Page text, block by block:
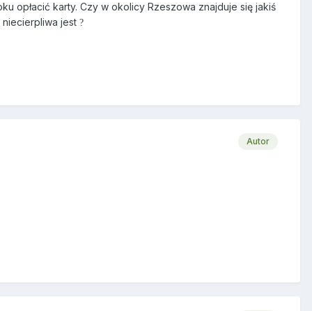
opłacić karty. Czy w okolicy Rzeszowa znajduje się jakiś
jest ?
Autor